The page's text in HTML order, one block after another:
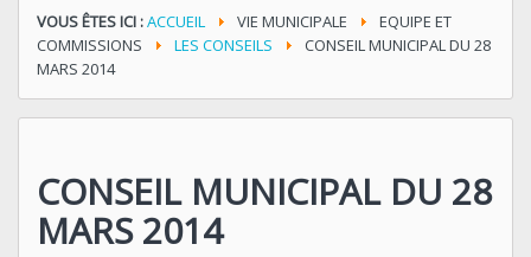
VOUS ÊTES ICI :ACCUEIL VIE MUNICIPALE
EQUIPE ET
COMMISSIONS
LES CONSEILS
CONSEIL MUNICIPAL DU 28
MARS 2014
CONSEIL MUNICIPAL DU 28
MARS 2014